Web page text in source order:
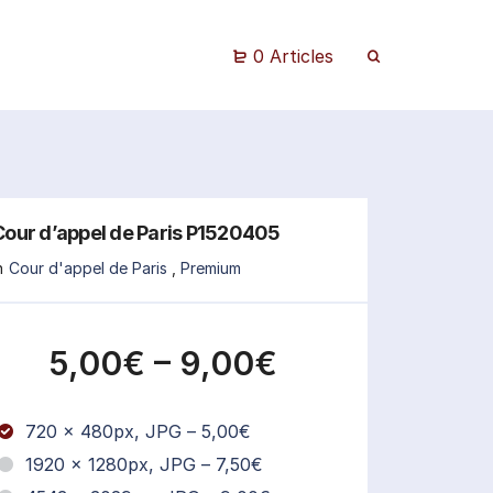
0 Articles
d’appel de Paris P1520405
Cour d'appel de Paris Premium
5,00€ – 9,00€
720 x 480px, JPG – 5,00€
1920 x 1280px, JPG – 7,50€